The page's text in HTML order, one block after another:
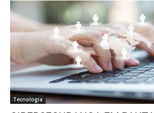
Tecnologia